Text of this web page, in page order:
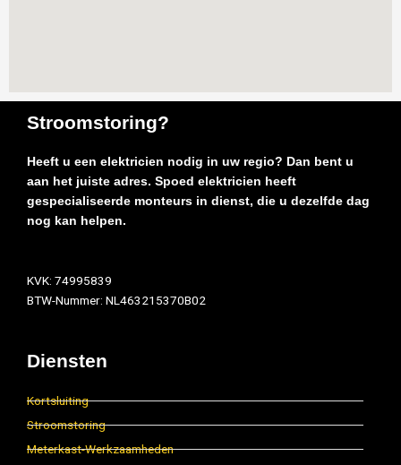
Stroomstoring?
Heeft u een elektricien nodig in uw regio? Dan bent u
aan het juiste adres. Spoed elektricien heeft
gespecialiseerde monteurs in dienst, die u dezelfde dag
nog kan helpen.
KVK: 74995839
BTW-Nummer: NL463215370B02
Diensten
Kortsluiting
Stroomstoring
Meterkast-Werkzaamheden